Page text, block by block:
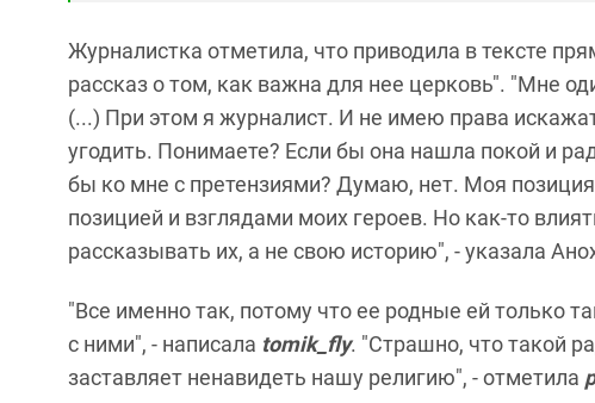
Журналистка отметила, что приводила в тексте
рассказ о том, как важна для нее церковь". "Мне
(...) При этом я журналист. И не имею права
угодить. Понимаете? Если бы она нашла покой и
бы ко мне с претензиями? Думаю, нет. Моя
позицией и взглядами моих героев. Но как-то
рассказывать их, а не свою историю", - указала
"Все именно так, потому что ее родные ей только
с ними", - написала tomik_fly. "Страшно, что такой
заставляет ненавидеть нашу религию", - отметила